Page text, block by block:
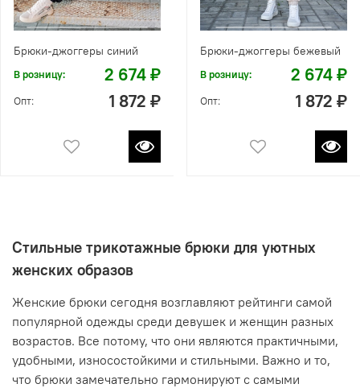
Брюки-джоггеры синий
В розницу: 2 674 ₽
Опт: 1 872 ₽
Брюки-джоггеры бежевый
В розницу: 2 674 ₽
Опт: 1 872 ₽
Стильные трикотажные брюки для уютных
женских образов
Женские брюки сегодня возглавляют рейтинги самой
популярной одежды среди девушек и женщин разных
возрастов. Все потому, что они являются практичными,
удобными, износостойкими и стильными. Важно и то,
что брюки замечательно гармонируют с самыми